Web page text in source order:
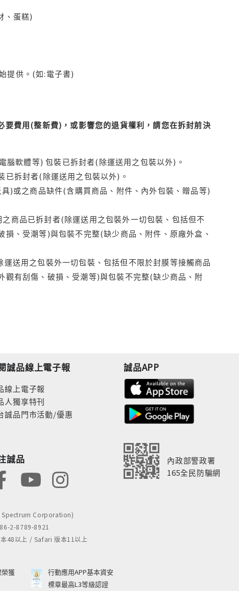
、蛋糕)
提供。(如:電子書)
費用(整新費)，或影響您的退貨權利，請您在拆封前決
腦軟體等) 包裝已拆封者(除運送用之包裝以外)。
拆封者(除運送用之包裝以外)。
)或之商品缺件(含購買商品、附件、內外包裝、贈品等)
商品已拆封者(除運送用之包裝外一切包裝、包括但不
、受潮等)與包裝不完整(缺少商品、附件、原廠外盒、
送用之包裝外一切包裝、包括但不限於封膜等接觸商品
有刮傷、破損、受潮等)與包裝不完整(缺少商品、附
誠品線上電子報
線上電子報
人獨享特刊
誠品門市活動/優惠
誠品
誠品APP
內政部警政署
165全民防騙網
Spectrum Corporation)
2-8789-8921
48以上 / Safari 版本11以上
獲
行動應用APP基本資安
標章最高L3等級認證